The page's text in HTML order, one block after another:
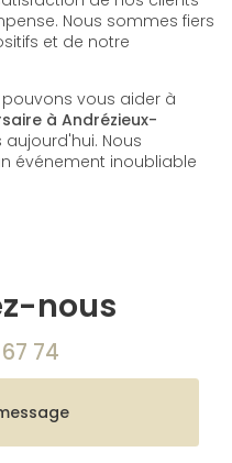
Nous sommes fiers
et de notre
vous aider à
à Andrézieux-
Nous
événement inoubliable
nous
74